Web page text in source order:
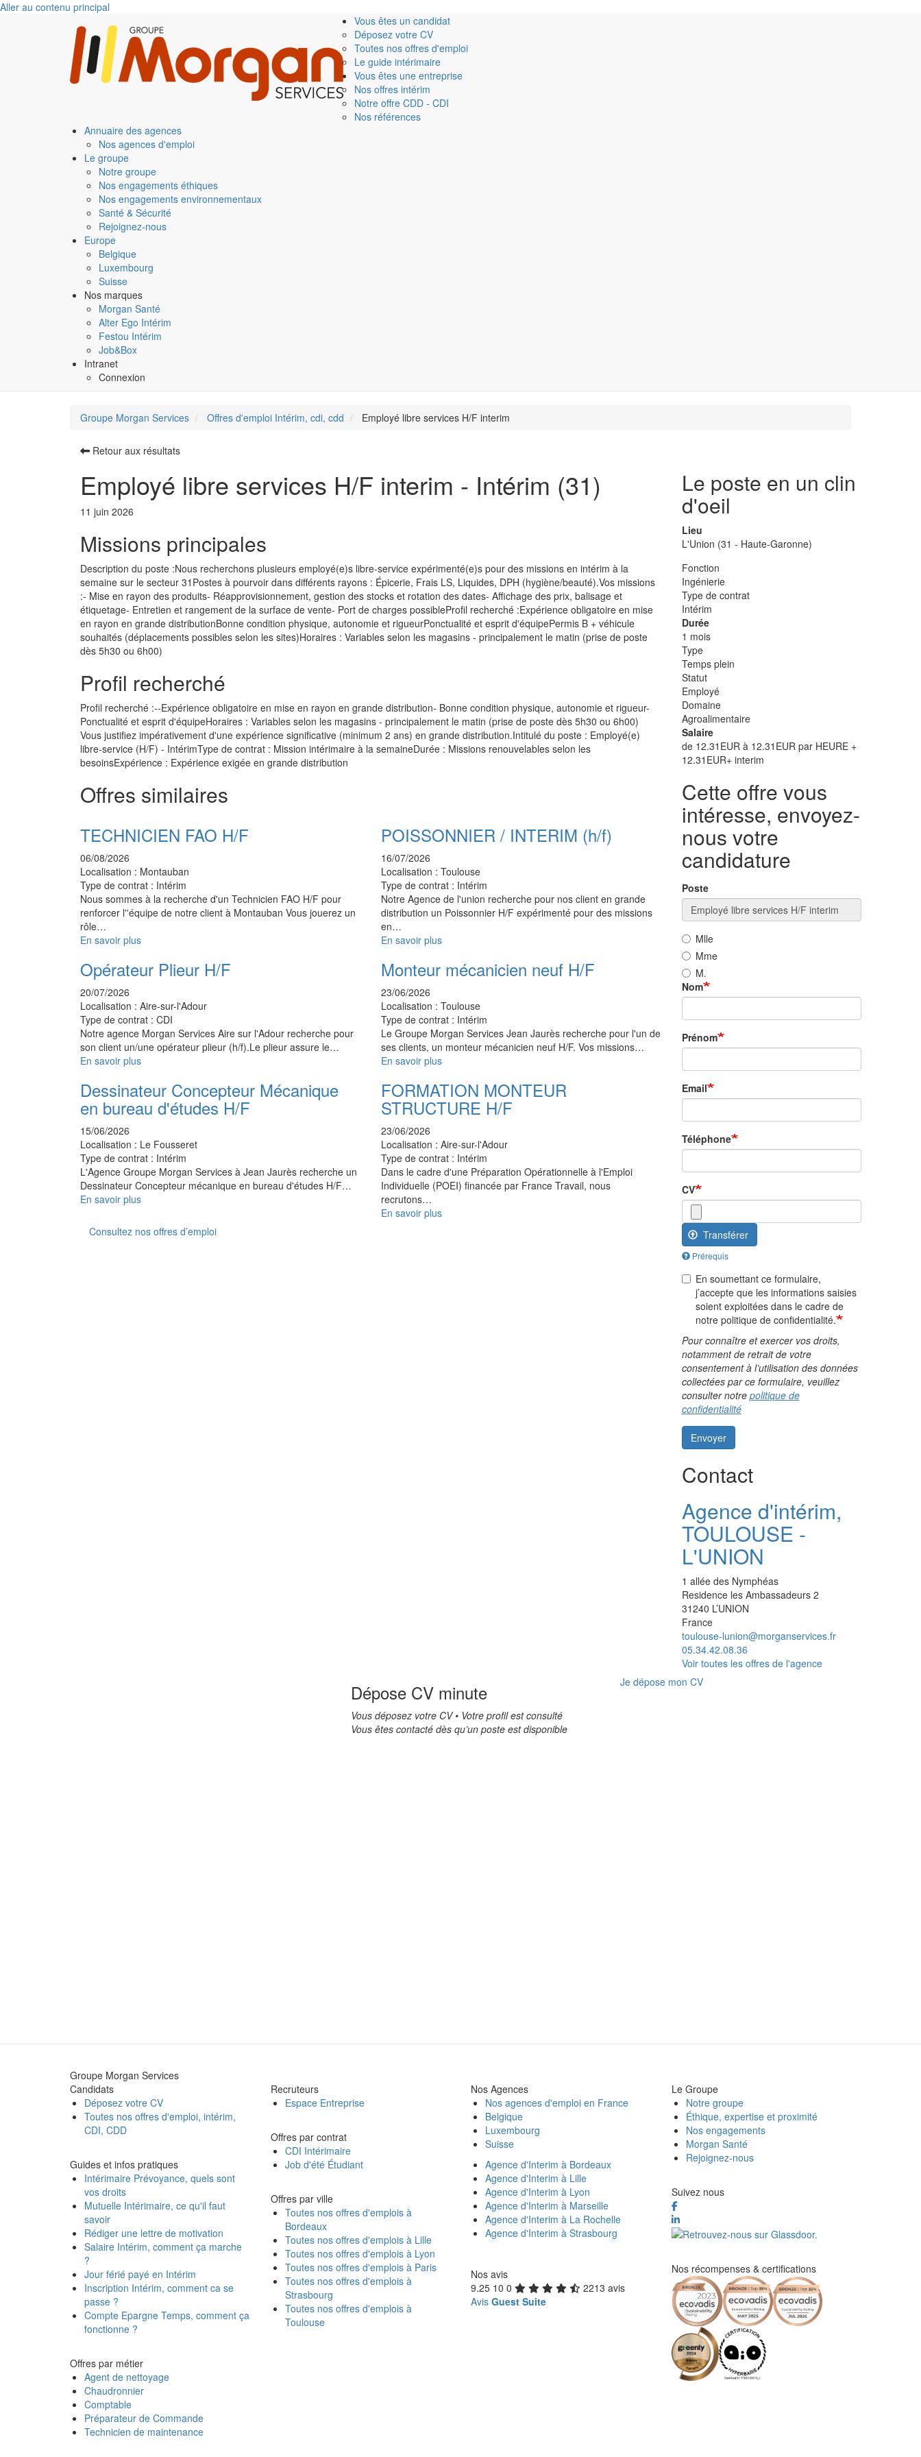
Aller au contenu principal
Vous êtes un candidat
Déposez votre CV
Toutes nos offres d'emploi
Le guide intérimaire
Vous êtes une entreprise
Nos offres intérim
Notre offre CDD - CDI
Nos références
Annuaire des agences
Nos agences d'emploi
Le groupe
Notre groupe
Nos engagements éthiques
Nos engagements environnementaux
Santé & Sécurité
Rejoignez-nous
Europe
Belgique
Luxembourg
Suisse
Nos marques
Morgan Santé
Alter Ego Intérim
Festou Intérim
Job&Box
Intranet
Connexion
Groupe Morgan Services Offres d'emploi Intérim, cdi, cdd Employé libre services H/F interim
Retour aux résultats
Employé libre services H/F interim - Intérim (31)
11 juin 2026
Missions principales
Description du poste :Nous recherchons plusieurs employé(e)s libre-service expérimenté(e)s pour des missions en intérim à la
semaine sur le secteur 31Postes à pourvoir dans différents rayons : Épicerie, Frais LS, Liquides, DPH (hygiène/beauté).Vos missions
:- Mise en rayon des produits- Réapprovisionnement, gestion des stocks et rotation des dates- Affichage des prix, balisage et
étiquetage- Entretien et rangement de la surface de vente- Port de charges possibleProfil recherché :Expérience obligatoire en mise
en rayon en grande distributionBonne condition physique, autonomie et rigueurPonctualité et esprit d'équipePermis B + véhicule
souhaités (déplacements possibles selon les sites)Horaires : Variables selon les magasins - principalement le matin (prise de poste
dès 5h30 ou 6h00)
Profil recherché
Profil recherché :--Expérience obligatoire en mise en rayon en grande distribution- Bonne condition physique, autonomie et rigueur-
Ponctualité et esprit d'équipeHoraires : Variables selon les magasins - principalement le matin (prise de poste dès 5h30 ou 6h00)
Vous justifiez impérativement d'une expérience significative (minimum 2 ans) en grande distribution.Intitulé du poste : Employé(e)
libre-service (H/F) - IntérimType de contrat : Mission intérimaire à la semaineDurée : Missions renouvelables selon les
besoinsExpérience : Expérience exigée en grande distribution
Offres similaires
TECHNICIEN FAO H/F
06/08/2026
Localisation : Montauban
Type de contrat : Intérim
Nous sommes à la recherche d'un Technicien FAO H/F pour
renforcer l''équipe de notre client à Montauban Vous jouerez un
rôle…
En savoir plus
POISSONNIER / INTERIM (h/f)
16/07/2026
Localisation : Toulouse
Type de contrat : Intérim
Notre Agence de l'union recherche pour nos client en grande
distribution un Poissonnier H/F expérimenté pour des missions
en…
En savoir plus
Opérateur Plieur H/F
20/07/2026
Localisation : Aire-sur-l'Adour
Type de contrat : CDI
Notre agence Morgan Services Aire sur l'Adour recherche pour
son client un/une opérateur plieur (h/f).Le plieur assure le…
En savoir plus
Monteur mécanicien neuf H/F
23/06/2026
Localisation : Toulouse
Type de contrat : Intérim
Le Groupe Morgan Services Jean Jaurès recherche pour l'un de
ses clients, un monteur mécanicien neuf H/F. Vos missions…
En savoir plus
Dessinateur Concepteur Mécanique
en bureau d'études H/F
15/06/2026
Localisation : Le Fousseret
Type de contrat : Intérim
L'Agence Groupe Morgan Services à Jean Jaurès recherche un
Dessinateur Concepteur mécanique en bureau d'études H/F…
En savoir plus
FORMATION MONTEUR
STRUCTURE H/F
23/06/2026
Localisation : Aire-sur-l'Adour
Type de contrat : Intérim
Dans le cadre d'une Préparation Opérationnelle à l'Emploi
Individuelle (POEI) financée par France Travail, nous
recrutons…
En savoir plus
Consultez nos offres d’emploi
Le poste en un clin
d'oeil
Lieu
L'Union (31 - Haute-Garonne)
Fonction
Ingénierie
Type de contrat
Intérim
Durée
1 mois
Type
Temps plein
Statut
Employé
Domaine
Agroalimentaire
Salaire
de 12.31EUR à 12.31EUR par HEURE +
12.31EUR+ interim
Cette offre vous
intéresse, envoyez-
nous votre
candidature
Poste
Mlle
Mme
M.
Nom
Prénom
Email
Téléphone
CV
Transférer
Prérequis
En soumettant ce formulaire,
j’accepte que les informations saisies
soient exploitées dans le cadre de
notre politique de confidentialité.
Pour connaître et exercer vos droits,
notamment de retrait de votre
consentement à l’utilisation des données
collectées par ce formulaire, veuillez
consulter notre politique de
confidentialité
Envoyer
Contact
Agence d'intérim,
TOULOUSE -
L'UNION
1 allée des Nymphéas
Residence les Ambassadeurs 2
31240 L’UNION
France
toulouse-lunion@morganservices.fr
05.34.42.08.36
Voir toutes les offres de l'agence
Dépose CV minute
Vous déposez votre CV • Votre profil est consulté
Vous êtes contacté dès qu’un poste est disponible
Je dépose mon CV
Groupe Morgan Services
Candidats
Déposez votre CV
Toutes nos offres d'emploi, intérim,
CDI, CDD
Guides et infos pratiques
Intérimaire Prévoyance, quels sont
vos droits
Mutuelle Intérimaire, ce qu'il faut
savoir
Rédiger une lettre de motivation
Salaire Intérim, comment ça marche
?
Jour férié payé en Intérim
Inscription Intérim, comment ca se
passe ?
Compte Epargne Temps, comment ça
fonctionne ?
Offres par métier
Agent de nettoyage
Chaudronnier
Comptable
Préparateur de Commande
Technicien de maintenance
Recruteurs
Espace Entreprise
Offres par contrat
CDI Intérimaire
Job d'été Étudiant
Offres par ville
Toutes nos offres d'emplois à
Bordeaux
Toutes nos offres d'emplois à Lille
Toutes nos offres d'emplois à Lyon
Toutes nos offres d'emplois à Paris
Toutes nos offres d'emplois à
Strasbourg
Toutes nos offres d'emplois à
Toulouse
Nos Agences
Nos agences d'emploi en France
Belgique
Luxembourg
Suisse
Agence d'Interim à Bordeaux
Agence d'Interim à Lille
Agence d'Interim à Lyon
Agence d'Interim à Marseille
Agence d'Interim à La Rochelle
Agence d'Interim à Strasbourg
Nos avis
9.25 10 0
2213 avis
Avis Guest Suite
Le Groupe
Notre groupe
Éthique, expertise et proximité
Nos engagements
Morgan Santé
Rejoignez-nous
Suivez nous
Nos récompenses & certifications